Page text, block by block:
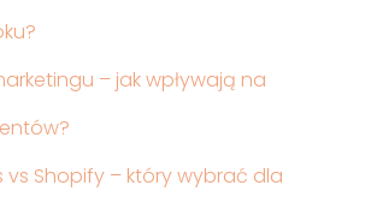
– jak wpływają na
vs Shopify – który wybrać dla